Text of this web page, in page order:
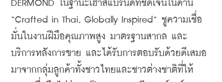
DERMOND ในฐานะเฮาส์แบรนด์ที่ชัดเจนในด้าน
“Crafted in Thai, Globally Inspired” ชูความเชื่อ
มั่นในงานฝีมือคุณภาพสูง มาตรฐานสากล และ
บริการหลังการขาย และได้รับการตอบรับด้วยดีเสมอ
มาจากกลุ่มลูกค้าทั้งชาวไทยและชาวต่างชาติที่ให้